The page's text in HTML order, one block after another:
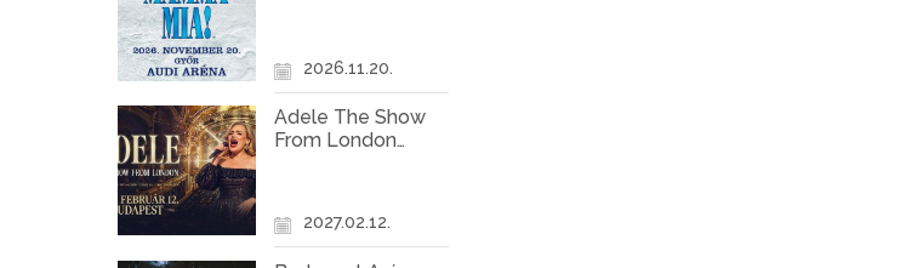
2026.11.20.
Adele The Show
From London
2027.02.12.